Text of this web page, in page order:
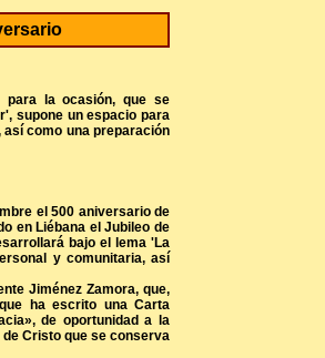
la ocasión, que se
supone un espacio para
como una preparación
el 500 aniversario de
en Liébana el Jubileo de
bajo el lema 'La
y comunitaria, así
Jiménez Zamora, que,
ha escrito una Carta
de oportunidad a la
Cristo que se conserva